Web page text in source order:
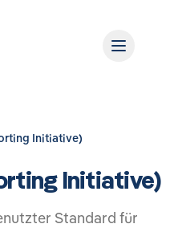
Initiative)
Initiative)
Standard für